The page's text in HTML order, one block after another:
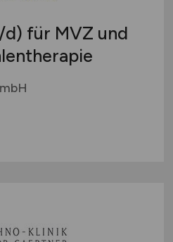
d) für MVZ und